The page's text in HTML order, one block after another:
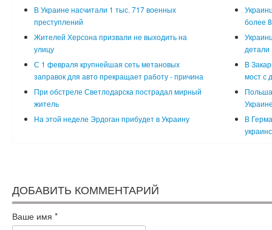
В Украине насчитали 1 тыс. 717 военных
преступлений
более
Жителей Херсона призвали не выходить на
улицу
детали
С 1 февраля крупнейшая сеть метановых
заправок для авто прекращает работу - причина
В
мост с
При обстреле Светлодарска пострадал мирный
житель
На этой неделе Эрдоган прибудет в Украину
В
ДОБАВИТЬ КОММЕНТАРИЙ
Ваше имя *